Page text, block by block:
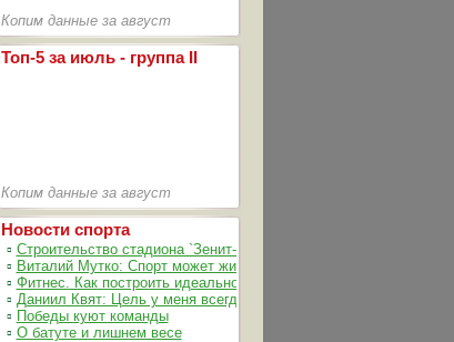
Копим данные за август
Топ-5 за июль - группа II
Копим данные за август
Новости спорта
▫ Строительство стадиона `Зенит-Арена` идет согласно графика
▫ Виталий Мутко: Спорт может жить без допинга
▫ Фитнес. Как построить идеальное тело
▫ Даниил Квят: Цель у меня всегда одна – выжимать из себя и
▫ Победы куют команды
▫ О батуте и лишнем весе